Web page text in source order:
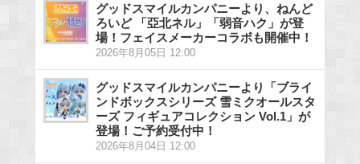
グッドスマイルカンパニーより、ねんど
ろいど 「亞北ネル」「弱音ハク」が登
場！フェイスメーカーコラボも開催中！
2026年8月05日 12:00
グッドスマイルカンパニーより「ブライ
ンドボックスシリーズ 雪ミクオールスタ
ーズ フィギュアコレクション Vol.1」が
登場！ご予約受付中！
2026年8月04日 12:00